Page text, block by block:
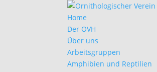
Home
Der OVH
Über uns
Arbeitsgruppen
Amphibien und Reptilien